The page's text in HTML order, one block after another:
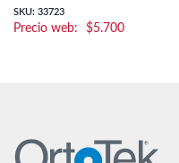
SKU: 33723
$5.700